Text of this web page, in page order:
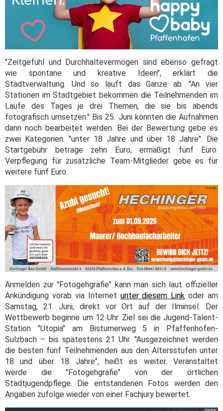
"Zeitgefühl und Durchhaltevermögen sind ebenso gefragt
wie spontane und kreative Ideen", erklärt die
Stadtverwaltung. Und so läuft das Ganze ab: "An vier
Stationen im Stadtgebiet bekommen die Teilnehmenden im
Laufe des Tages je drei Themen, die sie bis abends
fotografisch umsetzen." Bis 25. Juni könnten die Aufnahmen
dann noch bearbeitet werden. Bei der Bewertung gebe es
zwei Kategorien: "unter 18 Jahre und über 18 Jahre". Die
Startgebühr betrage zehn Euro, ermäßigt fünf Euro.
Verpflegung für zusätzliche Team-Mitglieder gebe es für
weitere fünf Euro.
Anmelden zur "Fotogehgrafie" kann man sich laut offizieller
Ankündigung vorab via Internet unter diesem Link oder am
Samstag, 21. Juni, direkt vor Ort auf der Ilminsel. Der
Wettbewerb beginne um 12 Uhr. Ziel sei die Jugend-Talent-
Station "Utopia" am Bistumerweg 5 in Pfaffenhofen-
Sulzbach – bis spätestens 21 Uhr. "Ausgezeichnet werden
die besten fünf Teilnehmenden aus den Altersstufen unter
18 und über 18 Jahre", heißt es weiter. Veranstaltet
werde die "Fotogehgrafie" von der örtlichen
Stadtjugendpflege. Die entstandenen Fotos werden den
Angaben zufolge wieder von einer Fachjury bewertet.